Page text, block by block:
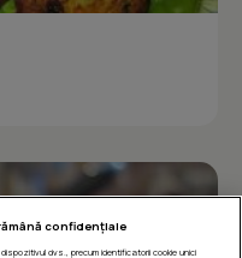
confidențiale
dvs., precum identificatorii cookie unici